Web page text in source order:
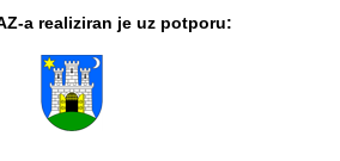
a realiziran je uz potporu: